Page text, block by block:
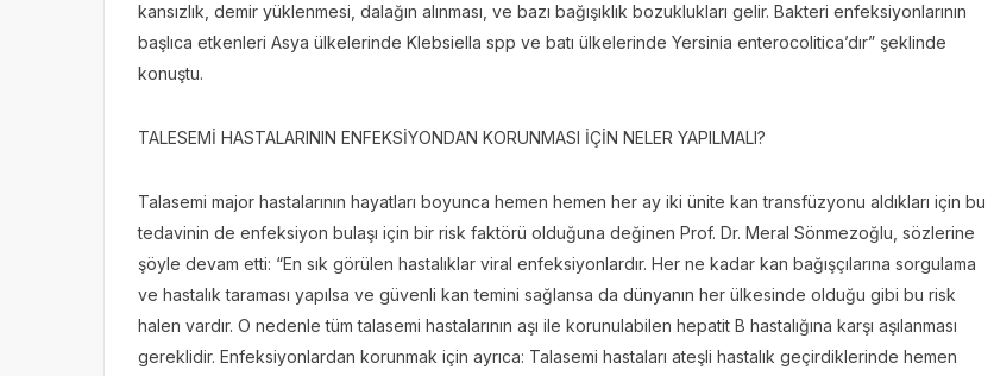
kansızlık, demir yüklenmesi, dalağın alınması, ve bazı bağışıklık bozuklukları gelir. Bakteri enfeksiyonlarının
başlıca etkenleri Asya ülkelerinde Klebsiella spp ve batı ülkelerinde Yersinia enterocolitica’dır” şeklinde
konuştu.
TALESEMİ HASTALARININ ENFEKSİYONDAN KORUNMASI İÇİN NELER YAPILMALI?
Talasemi major hastalarının hayatları boyunca hemen hemen her ay iki ünite kan transfüzyonu aldıkları için bu
tedavinin de enfeksiyon bulaşı için bir risk faktörü olduğuna değinen Prof. Dr. Meral Sönmezoğlu, sözlerine
şöyle devam etti: “En sık görülen hastalıklar viral enfeksiyonlardır. Her ne kadar kan bağışçılarına sorgulama
ve hastalık taraması yapılsa ve güvenli kan temini sağlansa da dünyanın her ülkesinde olduğu gibi bu risk
halen vardır. O nedenle tüm talasemi hastalarının aşı ile korunulabilen hepatit B hastalığına karşı aşılanması
gereklidir. Enfeksiyonlardan korunmak için ayrıca: Talasemi hastaları ateşli hastalık geçirdiklerinde hemen